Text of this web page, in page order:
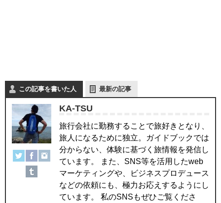
この記事を書いた人 最新の記事
KA-TSU
旅行会社に勤務することで旅好きとなり、
旅人になるために独立。ガイドブックでは
分からない、体験に基づく旅情報を発信し
ています。 また、SNS等を活用したweb
マーケティングや、ビジネスプロデュース
などの依頼にも、極力お応えするようにし
ています。 私のSNSもぜひご覧くださ